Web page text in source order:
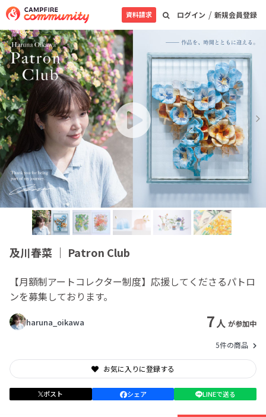
ログイン / 新規会員登録
資料請求
及川春菜 ｜ Patron Club
【月額制アートコレクター制度】応援してくださるパトロ
ンを募集しております。
haruna_oikawa 7人 が参加中
5件の商品
お気に入りに登録する
ポスト シェア LINEで送る